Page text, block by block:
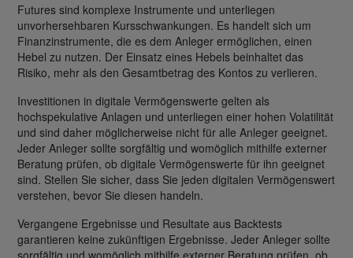
Futures sind komplexe Instrumente und unterliegen
unvorhersehbaren Kursschwankungen. Es handelt sich um
Finanzinstrumente, die es dem Anleger ermöglichen, einen
Hebel zu nutzen. Der Einsatz eines Hebels beinhaltet das
Risiko, mehr als den Gesamtbetrag des Kontos zu verlieren.
Investitionen in digitale Vermögenswerte gelten als
hochspekulative Anlagen und unterliegen einer hohen Volatilität
und sind daher möglicherweise nicht für alle Anleger geeignet.
Jeder Anleger sollte sorgfältig und womöglich mithilfe externer
Beratung prüfen, ob digitale Vermögenswerte für ihn geeignet
sind. Stellen Sie sicher, dass Sie jeden digitalen Vermögenswert
verstehen, bevor Sie diesen handeln.
Vergangene Ergebnisse und Resultate aus Backtests
garantieren keine zukünftigen Ergebnisse. Jeder Anleger sollte
sorgfältig und womöglich mithilfe externer Beratung prüfen, ob